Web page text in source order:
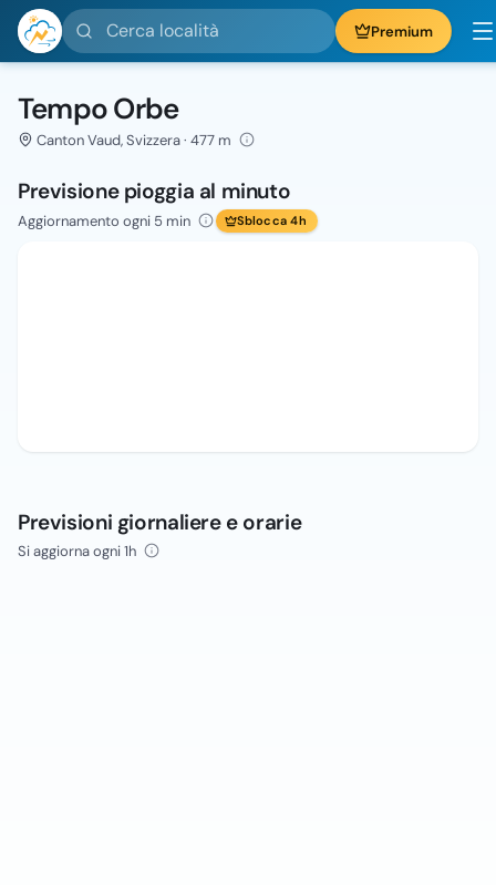
Cerca località Premium
Tempo Orbe
Canton Vaud, Svizzera · 477 m
Previsione pioggia al minuto
Aggiornamento ogni 5 min Sblocca 4h
Previsioni giornaliere e orarie
Si aggiorna ogni 1h